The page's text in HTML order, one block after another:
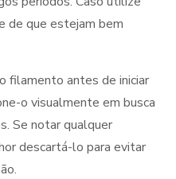
de que estejam bem
filamento antes de iniciar
o visualmente em busca
Se notar qualquer
descartá-lo para evitar